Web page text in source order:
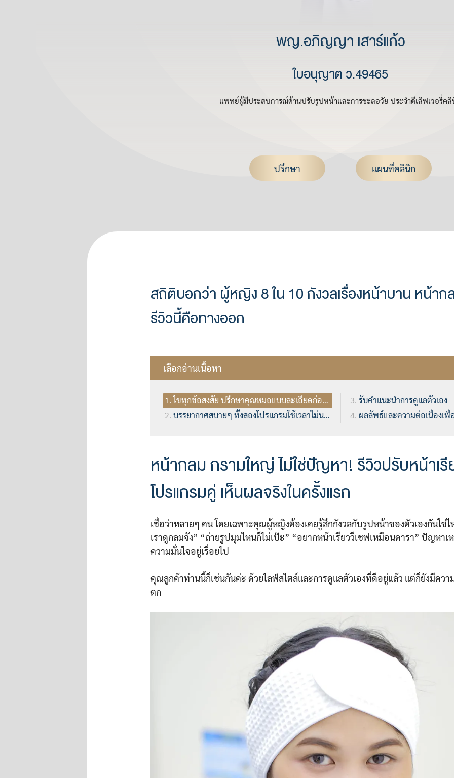
พญ.อภิญญา เสาร์แก้ว
ใบอนุญาต ว.49465
แพทย์ผู้มีประสบการณ์ด้านปรับรูปหน้าและการชะลอวัย ประจำดีเลิฟเวอรี่ค
ปรึกษา แผนที่คลินิก
สถิติบอกว่า ผู้หญิง 8 ใน 10 กังวลเรื่องหน้าบาน หน้าก
รีวิวนี้คือทางออก
เลือกอ่านเนื้อหา
ไขทุกข้อสงสัย ปรึกษาคุณหมอแบบละเอียดก่อนทำ
บรรยากาศสบายๆ ทั้งสองโปรแกรมใช้เวลาไม่นานเลย
รับคำแนะนำการดูแลตัวเอง
ผลลัพธ์และความต่อเนื่องเพื่
หน้ากลม กรามใหญ่ ไม่ใช่ปัญหา! รีวิวปรับหน้าเรี
โปรแกรมคู่ เห็นผลจริงในครั้งแรก
เชื่อว่าหลายๆ คน โดยเฉพาะคุณผู้หญิงต้องเคยรู้สึกกังวลกับรูปหน้าของตัวเองกันใช่
เราดูกลมจัง” “ถ่ายรูปมุมไหนก็ไม่เป๊ะ” “อยากหน้าเรียววีเชฟเหมือนดารา” ปัญหาเ
ความมั่นใจอยู่เรื่อยไป
คุณลูกค้าท่านนี้ก็เช่นกันค่ะ ด้วยไลฟ์สไตล์และการดูแลตัวเองที่ดีอยู่แล้ว แต่ก็ยังมีควา
ตก